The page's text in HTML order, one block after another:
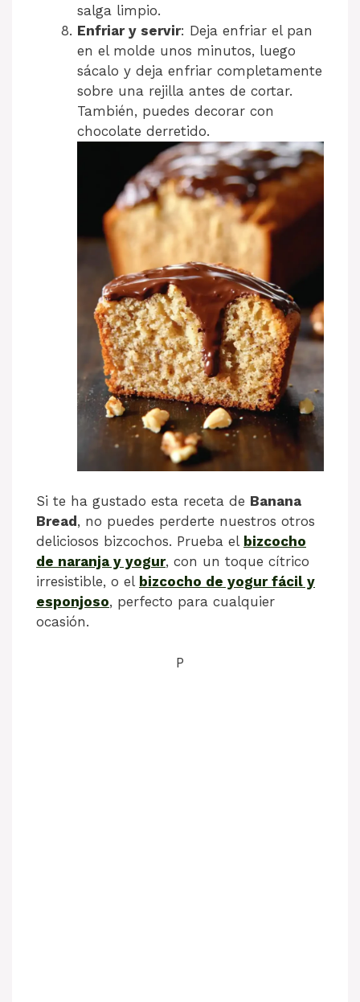
salga limpio.
Enfriar y servir: Deja enfriar el pan
en el molde unos minutos, luego
sácalo y deja enfriar completamente
sobre una rejilla antes de cortar.
También, puedes decorar con
chocolate derretido.
Si te ha gustado esta receta de Banana
Bread , no puedes perderte nuestros otros
deliciosos bizcochos. Prueba el bizcocho
de naranja y yogur, con un toque cítrico
irresistible, o el bizcocho de yogur fácil y
esponjoso, perfecto para cualquier
ocasión.
P